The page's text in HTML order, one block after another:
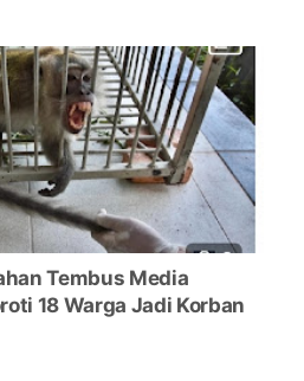
Tembus Media
18 Warga Jadi Korban